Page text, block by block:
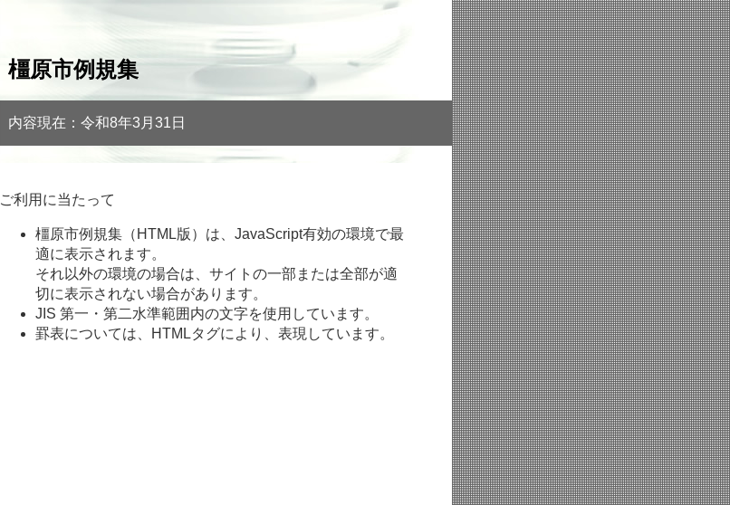
橿原市例規集
内容現在：令和8年3月31日
ご利用に当たって
橿原市例規集（HTML版）は、JavaScript有効の環境で最
適に表示されます。
それ以外の環境の場合は、サイトの一部または全部が適
切に表示されない場合があります。
JIS 第一・第二水準範囲内の文字を使用しています。
罫表については、HTMLタグにより、表現しています。